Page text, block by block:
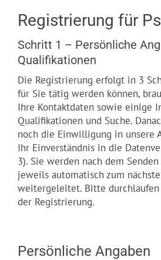
Registrierung für
Schritt 1 – Persönliche
Qualifikationen
Die Registrierung erfolgt in 3
für Sie tätig werden können,
Ihre Kontaktdaten sowie einige
Qualifikationen und Suche.
noch die Einwilligung in unsere
Ihr Einverständnis in die
3). Sie werden nach dem
jeweils automatisch zum
weitergeleitet. Bitte
der Registrierung.
Persönliche Angaben